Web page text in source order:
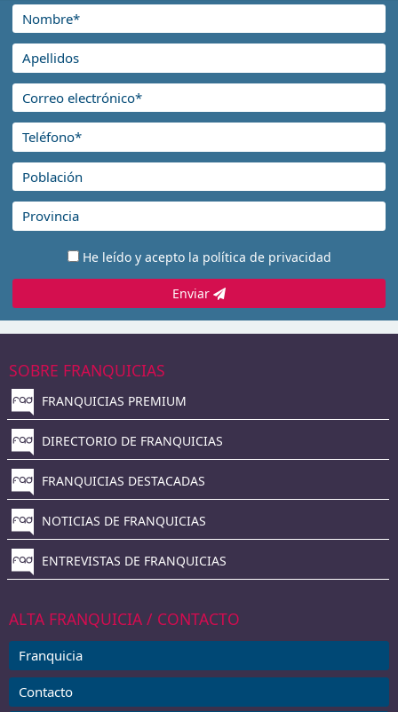
He leído y acepto la política de privacidad
Enviar
SOBRE FRANQUICIAS
FRANQUICIAS PREMIUM
DIRECTORIO DE FRANQUICIAS
FRANQUICIAS DESTACADAS
NOTICIAS DE FRANQUICIAS
ENTREVISTAS DE FRANQUICIAS
ALTA FRANQUICIA / CONTACTO